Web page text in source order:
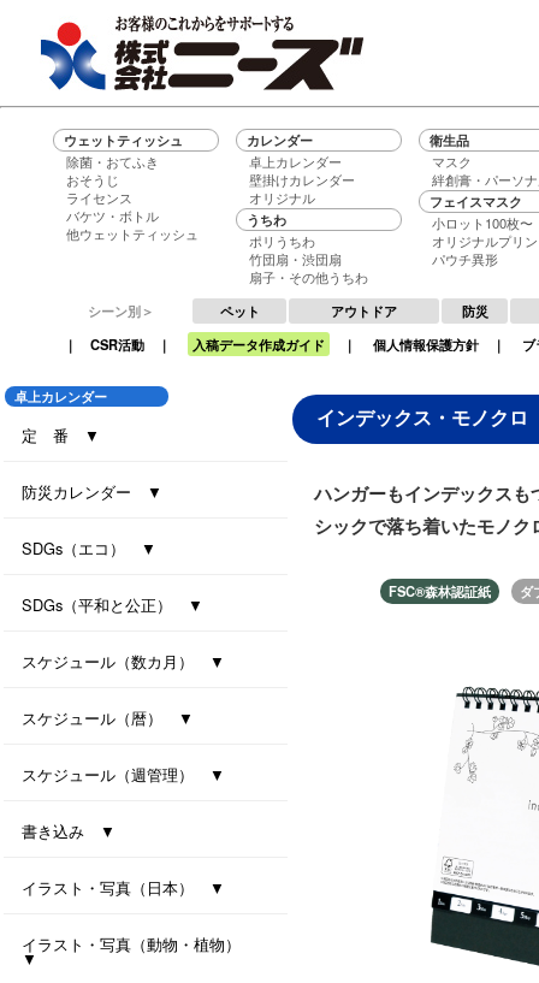
ウェットティッシュ
除菌・おてふき
おそうじ
ライセンス
バケツ・ボトル
他ウェットティッシュ
カレンダー
卓上カレンダー
壁掛けカレンダー
オリジナル
うちわ
ポリうちわ
竹団扇・渋団扇
扇子・その他うちわ
衛生品
マスク
絆創膏・パーソ
フェイスマスク
小ロット100枚〜
オリジナルプリ
パウチ異形
シーン別＞ ペット アウトドア
防災
｜ CSR活動 ｜ 入稿データ作成ガイド ｜ 個人情報保護方針 ｜
卓上カレンダー
定 番 ▼
セブンデイズセブンカラーズ（大）
セブンデイズセブンカラーズ（小）
エコグリーン（大）
エコ ブラウン（大）
エコ ブラウン（小）
セブンデイズセブンカラーズ（eco7）
インデックス・セブンカラーズ (All eco)
インデックス・セブンカラーズ
防災カレンダー ▼
SDGs（エコ） ▼
ｾﾊﾟﾚｰﾄ・ﾂｰﾏﾝｽ・7ｶﾗｰｽﾞ(All eco)
シンプル・セブンカラーズ (All eco)
種付き卓上カレンダー(ﾊﾞｼﾞﾙ)
種付き卓上カレンダー(ｸﾛｰﾊﾞｰ)
SDGs（平和と公正） ▼
卓上カレンダー Orizuru-smart-
スケジュール（数カ月） ▼
オールウェイズ･3マンス･7カラーズ
干支カレンダー（午）(All eco)
スリーマンスセブンカラーズ
スケジュール（暦） ▼
シンプルデイス（六曜なし）
スケジュール（週管理） ▼
月の満ち欠けと潮回り
インデックス・モノクロ
マンデースタート ビジネス
卓上シックスウィークス
書き込み ▼
ワークライフ・セブンカラーズ
卓上プラリングカレンダー（小）
卓上プラリングカレンダー（大）
イラスト・写真（日本） ▼
東海道五拾三次（週めくり）
卓上ｼﾞｬﾊﾟﾝｶﾗｰｲﾝﾃﾞｯｸｽ
イラスト・写真（動物・植物）
▼
インデックス・モノクロ
ハンガーもインデックスも
シックで落ち着いたモノク
FSC®️森林認証紙 ダ